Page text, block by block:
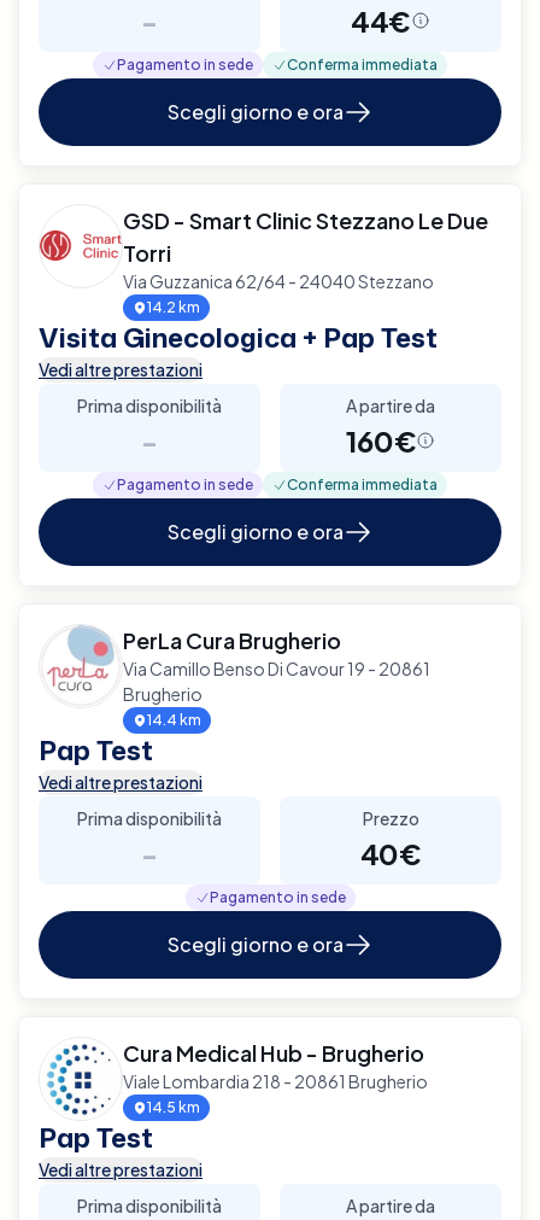
- 44€
Pagamento in sede Conferma immediata
Scegli giorno e ora
GSD - Smart Clinic Stezzano Le Due
Torri
Via Guzzanica 62/64 - 24040 Stezzano
14.2 km
Visita Ginecologica + Pap Test
Vedi altre prestazioni
Prima disponibilità
-
A partire da
160€
Pagamento in sede Conferma immediata
Scegli giorno e ora
PerLa Cura Brugherio
Via Camillo Benso Di Cavour 19 - 20861
Brugherio
14.4 km
Pap Test
Vedi altre prestazioni
Prima disponibilità
-
Prezzo
40€
Pagamento in sede
Scegli giorno e ora
Cura Medical Hub - Brugherio
Viale Lombardia 218 - 20861 Brugherio
14.5 km
Pap Test
Vedi altre prestazioni
Prima disponibilità
A partire da